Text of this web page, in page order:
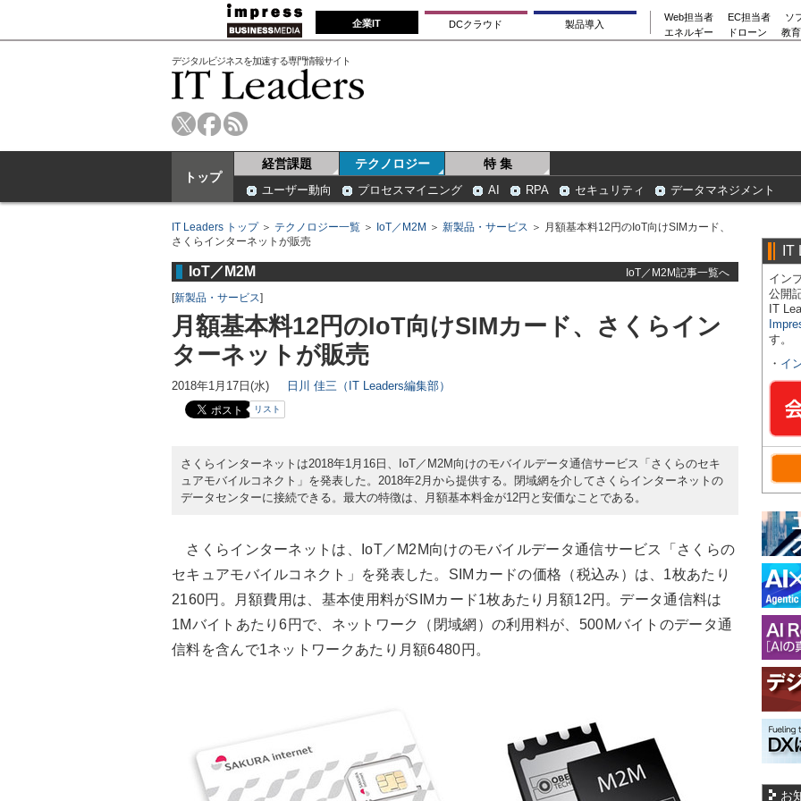
企業IT DCクラウド 製品導入
Web担当者 EC担当者
ソ
エネルギー
ドローン 教
デジタルビジネスを加速する専門情報サイト
トップ
経営課題 テクノロジー 特 集
ユーザー動向 プロセスマイニング AI RPA セキュリティ データマネジメント
IT Leaders トップ＞ テクノロジー一覧 ＞ IoT／M2M ＞ 新製品・サービス ＞ 月額基本料12円のIoT向けSIMカード、
さくらインターネットが販売
IoT／M2M
IoT／M2M記事一覧へ
[新製品・サービス]
月額基本料12円のIoT向けSIMカード、さくらイン
ターネットが販売
2018年1月17日(水) 日川 佳三（IT Leaders編集部）
リスト
さくらインターネットは2018年1月16日、IoT／M2M向けのモバイルデータ通信サービス「さくらのセキ
ュアモバイルコネクト」を発表した。2018年2月から提供する。閉域網を介してさくらインターネットの
データセンターに接続できる。最大の特徴は、月額基本料金が12円と安価なことである。
さくらインターネットは、IoT／M2M向けのモバイルデータ通信サービス「さくらの
セキュアモバイルコネクト」を発表した。SIMカードの価格（税込み）は、1枚あたり
2160円。月額費用は、基本使用料がSIMカード1枚あたり月額12円。データ通信料は
1Mバイトあたり6円で、ネットワーク（閉域網）の利用料が、500Mバイトのデータ通
信料を含んで1ネットワークあたり月額6480円。
IT
イン
公開
IT
す。
・ イ
お